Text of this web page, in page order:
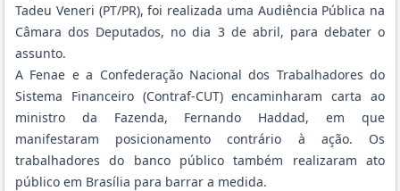
Tadeu Veneri (PT/PR), foi realizada uma Audiência Pública na
Câmara dos Deputados, no dia 3 de abril, para debater o
assunto.
A Fenae e a Confederação Nacional dos Trabalhadores do
Sistema Financeiro (Contraf-CUT) encaminharam carta ao
ministro da Fazenda, Fernando Haddad, em que
manifestaram posicionamento contrário à ação. Os
trabalhadores do banco público também realizaram ato
público em Brasília para barrar a medida.